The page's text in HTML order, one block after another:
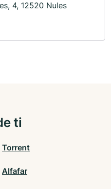
4, 12520 Nules
ti
Torrent
Alfafar